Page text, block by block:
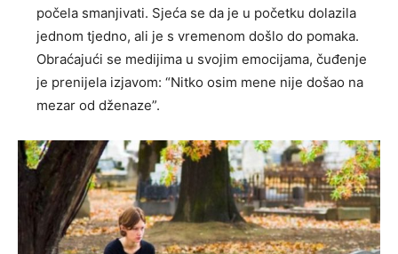
počela smanjivati. Sjeća se da je u početku dolazila
jednom tjedno, ali je s vremenom došlo do pomaka.
Obraćajući se medijima u svojim emocijama, čuđenje
je prenijela izjavom: “Nitko osim mene nije došao na
mezar od dženaze”.